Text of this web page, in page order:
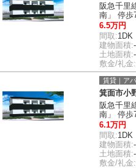
阪急千里
南」 停歩
6.5万円
間取:1DK
建物面積:
土地面積:
敷金/礼金:
賃貸｜ア
箕面市小
阪急千里
南」 停歩
6.1万円
間取:1DK
建物面積:
土地面積:
敷金/礼金: